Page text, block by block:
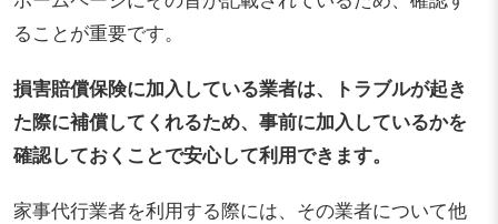
ることが重要です。
損害賠償保険に加入している業者は、トラブルが起き
た際に補償してくれるため、事前に加入しているかを
確認しておくことで安心して利用できます。
家事代行業者を利用する際には、その業者について他